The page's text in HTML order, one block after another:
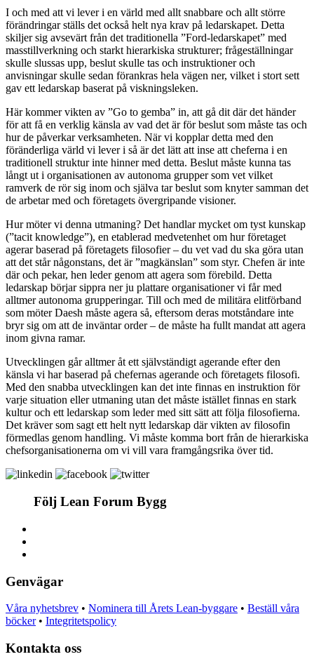
I och med att vi lever i en värld med allt snabbare och allt större
förändringar ställs det också helt nya krav på ledarskapet. Detta
skiljer sig avsevärt från det traditionella ”Ford-ledarskapet” med
masstillverkning och starkt hierarkiska strukturer; frågeställningar
skulle slussas upp, beslut skulle tas och instruktioner och
anvisningar skulle sedan förankras hela vägen ner, vilket i stort sett
gav ett ledarskap baserat på viskningsleken.
Här kommer vikten av ”Go to gemba” in, att gå dit där det händer
för att få en verklig känsla av vad det är för beslut som måste tas och
hur de påverkar verksamheten. När vi kopplar detta med den
föränderliga värld vi lever i så är det lätt att inse att cheferna i en
traditionell struktur inte hinner med detta. Beslut måste kunna tas
långt ut i organisationen av autonoma grupper som vet vilket
ramverk de rör sig inom och själva tar beslut som knyter samman det
de arbetar med och företagets övergripande visioner.
Hur möter vi denna utmaning? Det handlar mycket om tyst kunskap
(”tacit knowledge”), en etablerad medvetenhet om hur företaget
agerar baserad på företagets filosofier – du vet vad du ska göra utan
att det står någonstans, det är ”magkänslan” som styr. Chefen är inte
där och pekar, hen leder genom att agera som förebild. Detta
ledarskap börjar sippra ner ju plattare organisationer vi får med
alltmer autonoma grupperingar. Till och med de militära elitförband
som möter Daesh måste agera så, eftersom deras motståndare inte
bryr sig om att de inväntar order – de måste ha fullt mandat att agera
inom givna ramar.
Utvecklingen går alltmer åt ett självständigt agerande efter den
känsla vi har baserad på chefernas agerande och företagets filosofi.
Med den snabba utvecklingen kan det inte finnas en instruktion för
varje situation eller utmaning utan det måste istället finnas en stark
kultur och ett ledarskap som leder med sitt sätt att följa filosofierna.
Det kräver som sagt ett helt nytt ledarskap där vikten av filosofin
förmedlas genom handling. Vi måste komma bort från de hierarkiska
chefsorganisationerna om vi vill vara framgångsrika över tid.
Följ Lean Forum Bygg
Genvägar
Våra nyhetsbrev • Nominera till Årets Lean-byggare • Beställ våra
böcker• Integritetspolicy
Kontakta oss